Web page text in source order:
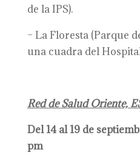
de la IPS).
– La Floresta (Parque
una cuadra del
Red de Salud Oriente,
Del 14 al 19 de
pm